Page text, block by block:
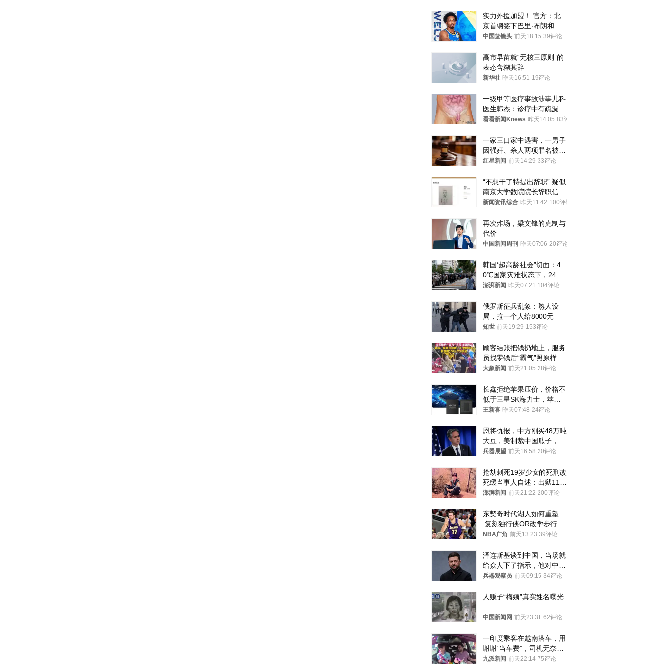
实力外援加盟！ 官方：北
京首钢签下巴里·布朗和桑
普森
中国篮镜头 前天18:15 39评论
高市早苗就“无核三原则”的
表态含糊其辞
新华社 昨天16:51 19评论
一级甲等医疗事故涉事儿科
医生韩杰：诊疗中有疏漏，
我认错，但不能认罪
看看新闻Knews 昨天14:05 83评论
一家三口家中遇害，一男子
因强奸、杀人两项罪名被判
死缓 最高检介入后改判无
红星新闻 前天14:29 33评论
“不想干了特提出辞职” 疑似
南京大学数院院长辞职信流
传 院方回应
新闻资讯综合 昨天11:42 100评论
再次炸场，梁文锋的克制与
代价
中国新闻周刊 昨天07:06 20评论
韩国“超高龄社会”切面：4
0℃国家灾难状态下，2400
名首尔老人还在巷子里收废
澎湃新闻 昨天07:21 104评论
俄罗斯征兵乱象：熟人设
局，拉一个人给8000元
知世 前天19:29 153评论
顾客结账把钱扔地上，服务
员找零钱后“霸气”照原样扔
回去
大象新闻 前天21:05 28评论
长鑫拒绝苹果压价，价格不
低于三星SK海力士，苹果
失去了议价权
王新喜 昨天07:48 24评论
恩将仇报，中方刚买48万吨
大豆，美制裁中国瓜子，布
林肯措辞变了
兵器展望 前天16:58 20评论
抢劫刺死19岁少女的死刑改
死缓当事人自述：出狱11年
间始终刻意躲避被害人家属
澎湃新闻 前天21:22 200评论
东契奇时代湖人如何重塑
复刻独行侠OR改学步行
者？
NBA广角 前天13:23 39评论
泽连斯基谈到中国，当场就
给众人下了指示，他对中国
和中乌关系，显然又有了新
兵器观察员 前天09:15 34评论
人贩子“梅姨”真实姓名曝光
中国新闻网 前天23:31 62评论
一印度乘客在越南搭车，用
谢谢“当车费”，司机无奈发
笑；印度网友：不代表印度
九派新闻 前天22:14 75评论